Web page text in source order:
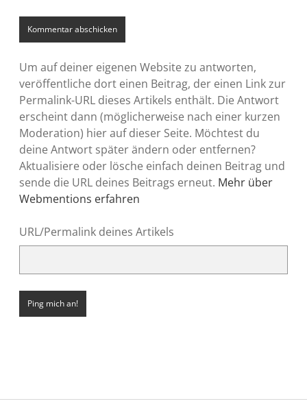
Um auf deiner eigenen Website zu antworten,
veröffentliche dort einen Beitrag, der einen Link zur
Permalink-URL dieses Artikels enthält. Die Antwort
erscheint dann (möglicherweise nach einer kurzen
Moderation) hier auf dieser Seite. Möchtest du
deine Antwort später ändern oder entfernen?
Aktualisiere oder lösche einfach deinen Beitrag und
sende die URL deines Beitrags erneut. Mehr über
Webmentions erfahren
URL/Permalink deines Artikels